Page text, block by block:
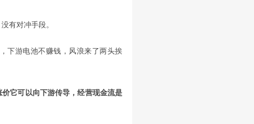
有对冲手段。
下游电池不赚钱，风浪来了两头挨
它可以向下游传导，经营现金流是